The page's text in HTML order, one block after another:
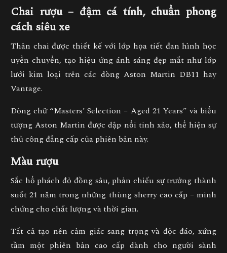
Chai rượu – đậm cá tính, chuẩn phong
cách siêu xe
Thân chai được thiết kế với lớp họa tiết đan hình học
uyển chuyển, tạo hiệu ứng ánh sáng đẹp mắt như lớp
lưới kim loại trên các dòng Aston Martin DB11 hay
Vantage.
Dòng chữ “Masters’ Selection – Aged 21 Years” và biểu
tượng Aston Martin được dập nổi tinh xảo, thể hiện sự
thủ công đẳng cấp của phiên bản này.
Màu rượu
Sắc hổ phách đỏ đồngsâu, phản chiếu sự trưởng thành
suốt 21 năm trong những thùng sherry cao cấp – minh
chứng cho chất lượng và thời gian.
Tất cả tạo nên cảm giác sang trọng và độc đáo, xứng
tầm một phiên bản cao cấp dành cho người sành